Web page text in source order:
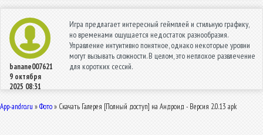
banane007621
9 октября
2025 08:31
Игра предлагает интересный геймплей и стильную графику,
но временами ощущается недостаток разнообразия.
Управление интуитивно понятное, однако некоторые уровни
могут вызывать сложности. В целом, это неплохое развлечение
для коротких сессий.
App-andro.ru »Фото» Скачать Галерея [Полный доступ] на Андроид - Версия 2.0.13 apk